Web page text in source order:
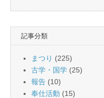
記事分類
まつり (225)
古学・国学 (25)
報告 (10)
奉仕活動 (15)